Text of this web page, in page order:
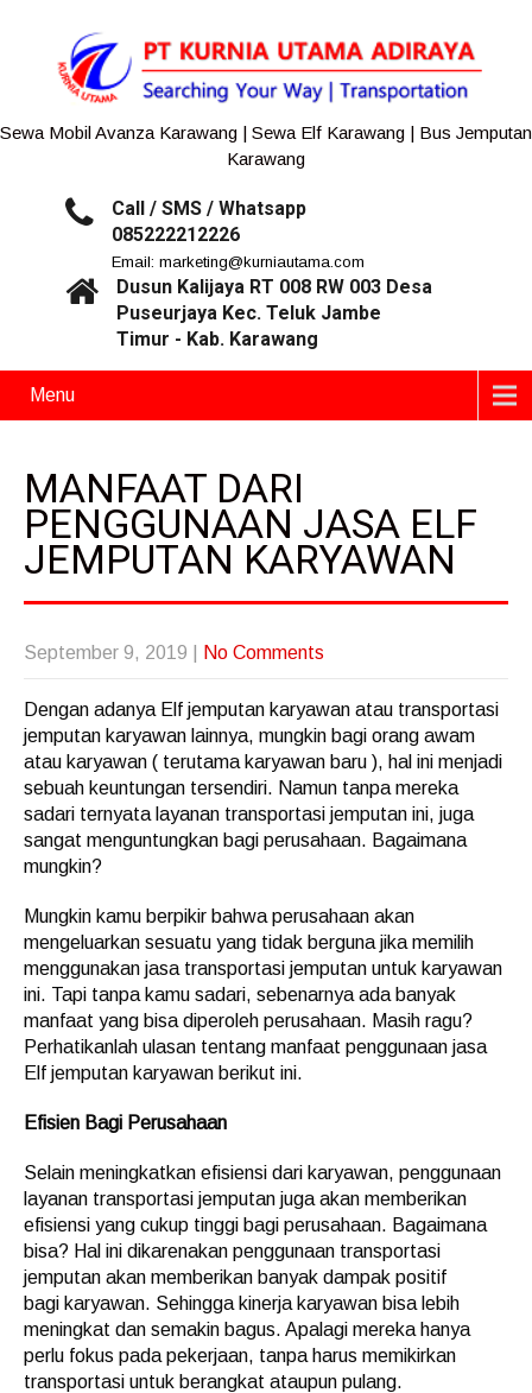
Sewa Mobil Avanza Karawang | Sewa Elf Karawang | Bus Jemputan
Karawang
Call / SMS / Whatsapp
085222212226
Email: marketing@kurniautama.com
Dusun Kalijaya RT 008 RW 003 Desa
Puseurjaya Kec. Teluk Jambe
Timur - Kab. Karawang
Menu
MANFAAT DARI
PENGGUNAAN JASA ELF
JEMPUTAN KARYAWAN
September 9, 2019 No Comments
Dengan adanya Elf jemputan karyawan atau transportasi
jemputan karyawan lainnya, mungkin bagi orang awam
atau karyawan ( terutama karyawan baru ), hal ini menjadi
sebuah keuntungan tersendiri. Namun tanpa mereka
sadari ternyata layanan transportasi jemputan ini, juga
sangat menguntungkan bagi perusahaan. Bagaimana
mungkin?
Mungkin kamu berpikir bahwa perusahaan akan
mengeluarkan sesuatu yang tidak berguna jika memilih
menggunakan jasa transportasi jemputan untuk karyawan
ini. Tapi tanpa kamu sadari, sebenarnya ada banyak
manfaat yang bisa diperoleh perusahaan. Masih ragu?
Perhatikanlah ulasan tentang manfaat penggunaan jasa
Elf jemputan karyawan berikut ini.
Efisien Bagi Perusahaan
Selain meningkatkan efisiensi dari karyawan, penggunaan
layanan transportasi jemputan juga akan memberikan
efisiensi yang cukup tinggi bagi perusahaan. Bagaimana
bisa? Hal ini dikarenakan penggunaan transportasi
jemputan akan memberikan banyak dampak positif
bagi karyawan. Sehingga kinerja karyawan bisa lebih
meningkat dan semakin bagus. Apalagi mereka hanya
perlu fokus pada pekerjaan, tanpa harus memikirkan
transportasi untuk berangkat ataupun pulang.